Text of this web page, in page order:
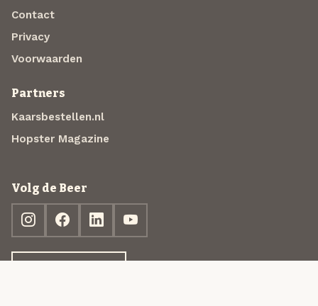
Contact
Privacy
Voorwaarden
Partners
Kaarsbestellen.nl
Hopster Magazine
Volg de Beer